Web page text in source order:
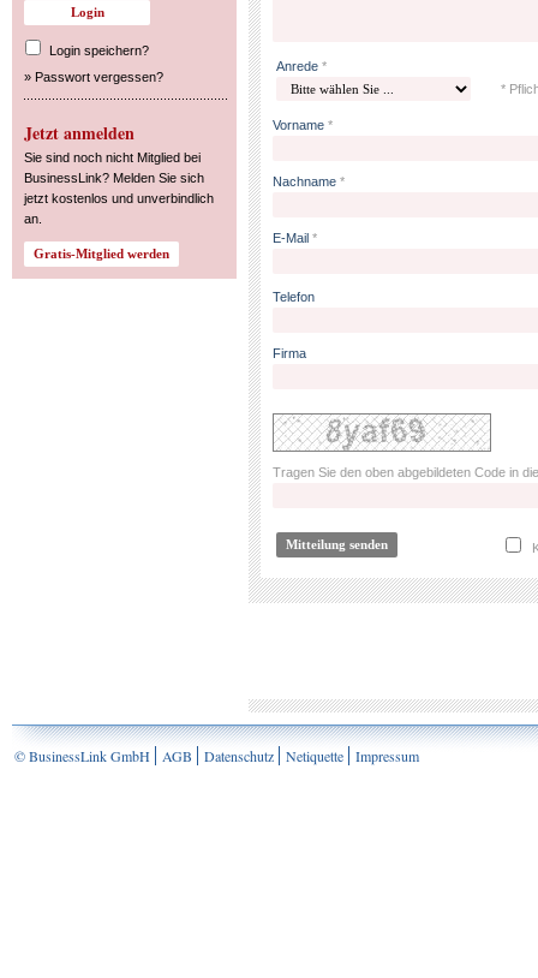
Login speichern?
» Passwort vergessen?
Jetzt anmelden
Sie sind noch nicht Mitglied bei
BusinessLink? Melden Sie sich
jetzt kostenlos und unverbindlich
an.
Anrede *
*
Vorname *
Nachname *
E-Mail *
Telefon
Firma
Tragen Sie den oben abgebildeten Code in
© BusinessLink GmbH AGB Datenschutz Netiquette Impressum